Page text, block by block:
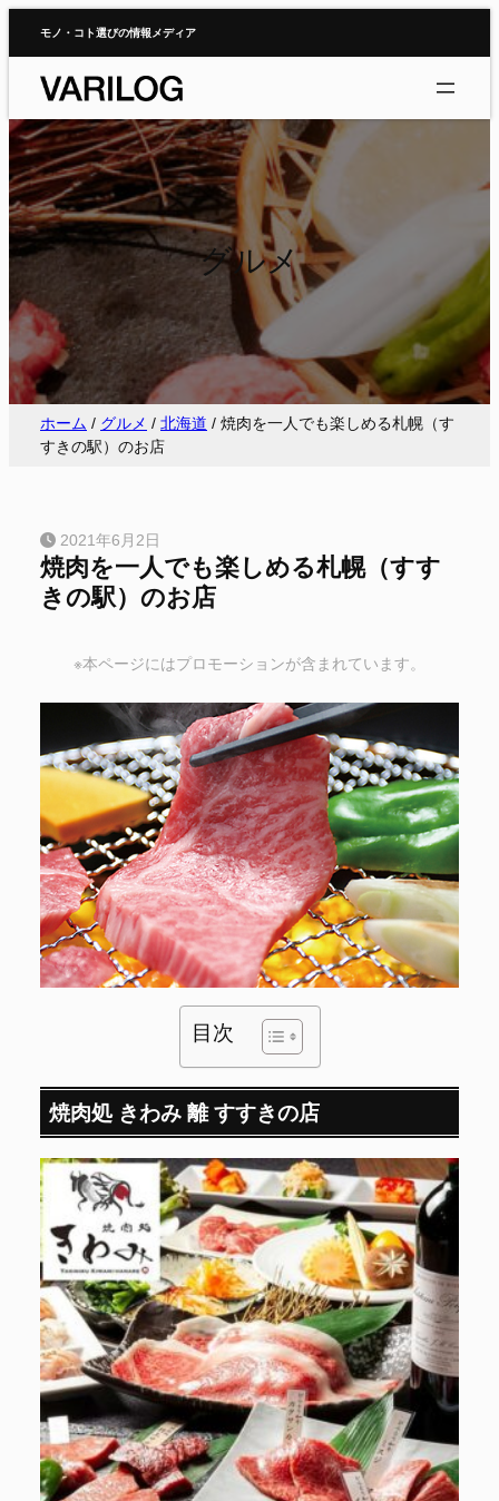
キ
ッ
プ
モノ・コト選びの情報メディア
グルメ
ホーム / グルメ / 北海道 / 焼肉を一人でも楽しめる札幌（す
すきの駅）のお店
2021年6月2日
焼肉を一人でも楽しめる札幌（すす
きの駅）のお店
※本ページにはプロモーションが含まれています。
目次
焼肉処 きわみ 離 すすきの店